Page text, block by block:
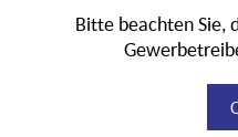
Bitte beachten Sie,